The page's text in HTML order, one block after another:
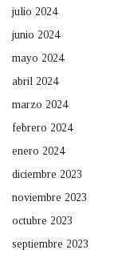
julio 2024
junio 2024
mayo 2024
abril 2024
marzo 2024
febrero 2024
enero 2024
diciembre 2023
noviembre 2023
octubre 2023
septiembre 2023